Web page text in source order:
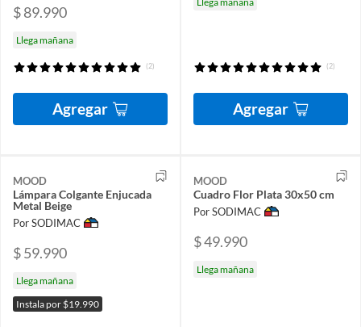
$ 89.990
Llega mañana
(2)
Agregar
(2)
Agregar
MOOD
Lámpara Colgante Enjucada
Metal Beige
Por SODIMAC
$ 59.990
Llega mañana
Instala por $19.990
MOOD
Cuadro Flor Plata 30x50 cm
Por SODIMAC
$ 49.990
Llega mañana